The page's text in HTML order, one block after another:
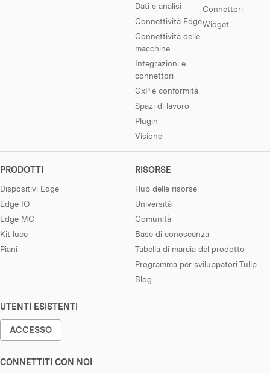
Dati e analisi
Connettività Edge
Connettività delle
macchine
Integrazioni e
connettori
GxP e conformità
Spazi di lavoro
Plugin
Visione
Connettori
Widget
PRODOTTI
Dispositivi Edge
Edge IO
Edge MC
Kit luce
Piani
RISORSE
Hub delle risorse
Università
Comunità
Base di conoscenza
Tabella di marcia del prodotto
Programma per sviluppatori Tulip
Blog
UTENTI ESISTENTI
ACCESSO
CONNETTITI CON NOI